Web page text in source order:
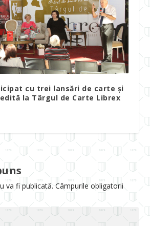
cu trei lansări de carte și
la Târgul de Carte Librex
va fi publicată. Câmpurile obligatorii